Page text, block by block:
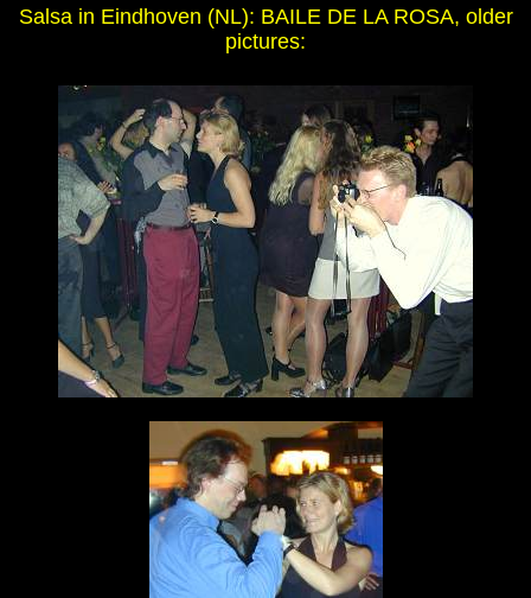
Salsa in Eindhoven (NL): BAILE DE LA ROSA, older
pictures: